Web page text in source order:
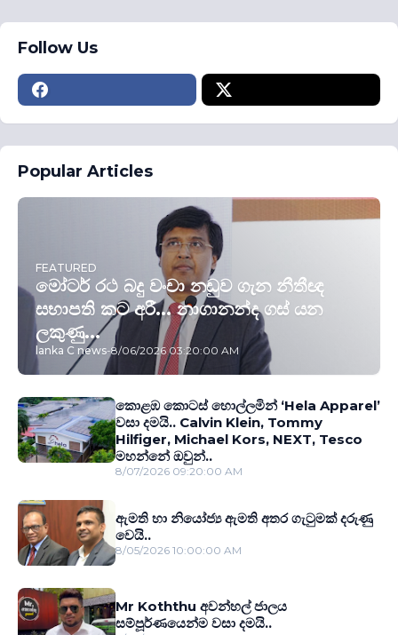
Follow Us
Popular Articles
FEATURED
මෝටර් රථ බදු වංචා නඩුව ගැන නීතීඥ
සභාපති කට අරී... නාගානන්ද ගස් යන
ලකුණු...
lanka C news-8/06/2026 03:20:00 AM
කොළඹ කොටස් හොල්ලමින් ‘Hela Apparel’
වසා දමයි.. Calvin Klein, Tommy
Hilfiger, Michael Kors, NEXT, Tesco
මහන්නේ ඔවුන්..
8/07/2026 09:20:00 AM
ඇමති හා නියෝජ්‍ය ඇමති අතර ගැටුමක් දරුණු
වෙයි..
8/05/2026 10:00:00 AM
Mr Koththu අවන්හල් ජාලය
සම්පූර්ණයෙන්ම වසා දමයි..